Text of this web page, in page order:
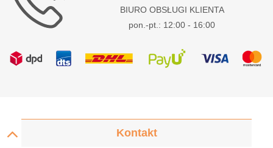
BIURO OBSŁUGI KLIENTA
pon.-pt.: 12:00 - 16:00
Kontakt